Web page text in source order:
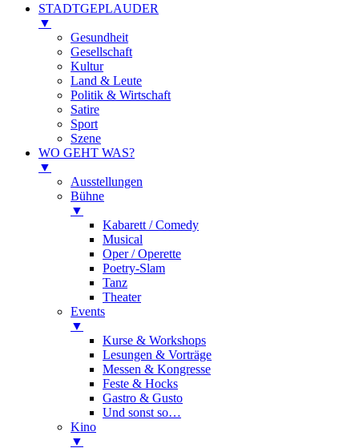
STADTGEPLAUDER
▼
Gesundheit
Gesellschaft
Kultur
Land & Leute
Politik & Wirtschaft
Satire
Sport
Szene
WO GEHT WAS?
▼
Ausstellungen
Bühne
▼
Kabarett / Comedy
Musical
Oper / Operette
Poetry-Slam
Tanz
Theater
Events
▼
Kurse & Workshops
Lesungen & Vorträge
Messen & Kongresse
Feste & Hocks
Gastro & Gusto
Und sonst so…
Kino
▼